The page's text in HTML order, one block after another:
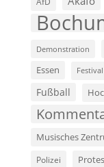
Demonstration
Essen Festival
Fußball
Musisches
Polizei